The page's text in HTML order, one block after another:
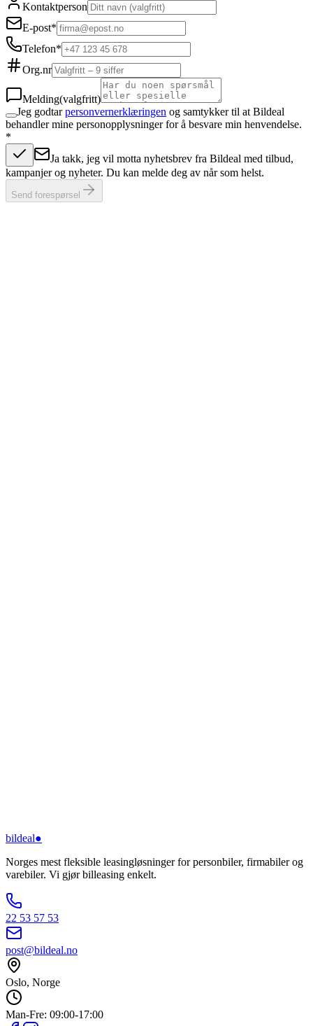
Kontaktperson
E-post*
Telefon*
Org.nr
Melding(valgfritt)
Jeg godtar personvernerklæringen og samtykker til at Bildeal
behandler mine personopplysninger for å besvare min henvendelse.
*
Ja takk, jeg vil motta nyhetsbrev fra Bildeal med tilbud,
kampanjer og nyheter. Du kan melde deg av når som helst.
Send forespørsel
bildeal●
Norges mest fleksible leasingløsninger for personbiler, firmabiler og
varebiler. Vi gjør billeasing enkelt.
22 53 57 53
post@bildeal.no
Oslo, Norge
Man-Fre: 09:00-17:00